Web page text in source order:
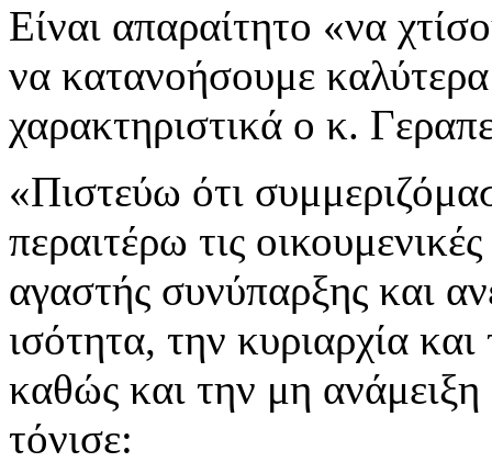
Είναι απαραίτητο «να
να κατανοήσουμε
χαρακτηριστικά ο κ.
«Πιστεύω ότι
περαιτέρω τις
αγαστής συνύπαρξης και
ισότητα, την κυριαρχία
καθώς και την μη ανάμειξη
τόνισε: